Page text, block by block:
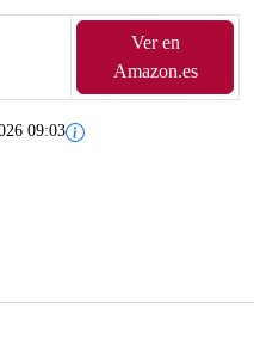
Ver en
Amazon.es
09:03